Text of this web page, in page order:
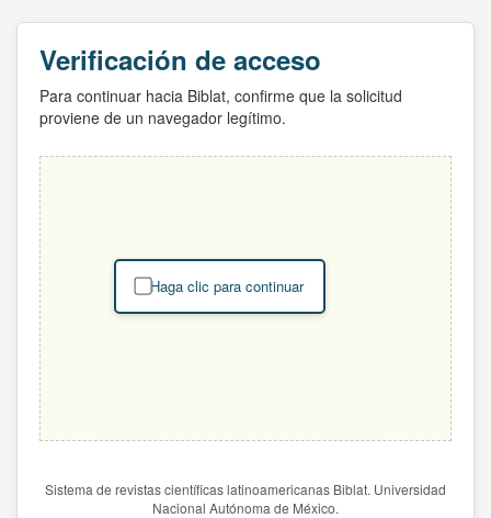
Verificación de acceso
Para continuar hacia Biblat, confirme que la solicitud
proviene de un navegador legítimo.
Haga clic para continuar
Sistema de revistas científicas latinoamericanas Biblat. Universidad
Nacional Autónoma de México.